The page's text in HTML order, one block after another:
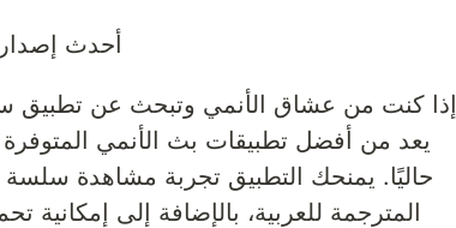
أحدث إصدار 2026 مجانًا
إذا كنت من عشاق الأنمي وتبحث عن تطبيق
حاليًا. يمنحك التطبيق تجربة مشاهدة
المترجمة للعربية، بالإضافة إلى إمكانية